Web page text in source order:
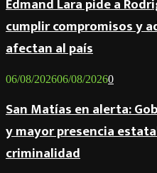
Edmand Lara pide a
cumplir compromisos y
afectan al país
06/08/202606/08/20260
San Matías en alerta:
y mayor presencia
criminalidad